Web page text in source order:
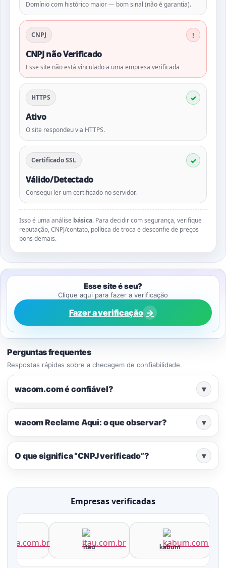
Domínio com histórico maior — bom sinal (não é garantia).
CNPJ
CNPJ não Verificado
Esse site não está vinculado a uma empresa verificada
HTTPS
Ativo
O site respondeu via HTTPS.
Certificado SSL
Válido/Detectado
Consegui ler um certificado no servidor.
Isso é uma análise básica. Para decidir com segurança, verifique
reputação, CNPJ/contato, política de troca e desconfie de preços
bons demais.
Esse site é seu?
Clique aqui para fazer a verificação
Fazer a verificação →
Perguntas frequentes
Respostas rápidas sobre a checagem de confiabilidade.
wacom.com é confiável? ▾
wacom Reclame Aqui: o que observar? ▾
O que significa “CNPJ verificado”? ▾
Empresas verificadas
itau kabum